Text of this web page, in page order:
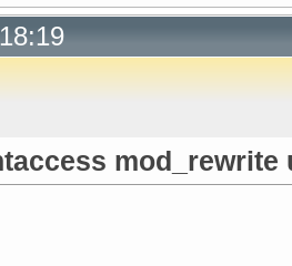
mod_rewrite